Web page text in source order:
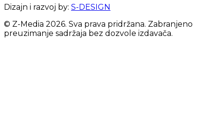
Dizajn i razvoj by: S-DESIGN
© Z-Media 2026. Sva prava pridržana. Zabranjeno
preuzimanje sadržaja bez dozvole izdavača.